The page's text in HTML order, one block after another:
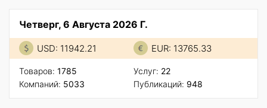
Четверг, 6 Августа 2026 Г.
USD: 11942.21 EUR: 13765.33
Товаров: 1785
Компаний: 5033
Услуг: 22
Публикаций: 948